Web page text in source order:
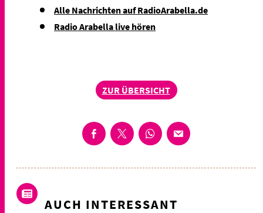
Alle Nachrichten auf RadioArabella.de
Radio Arabella live hören
ZUR ÜBERSICHT
AUCH INTERESSANT